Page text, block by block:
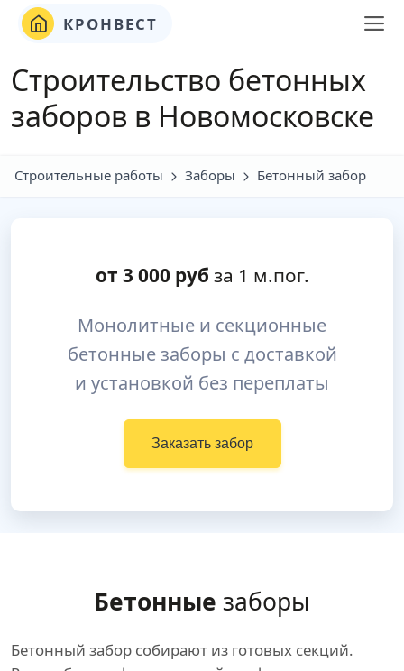
КРОНВЕСТ
Строительство бетонных
заборов в Новомосковске
Строительные работы Заборы Бетонный забор
от 3 000руб за 1 м.пог.
Монолитные и секционные
бетонные заборы с доставкой
и установкой без переплаты
Заказать забор
Бетонные заборы
Бетонный забор собирают из готовых секций.